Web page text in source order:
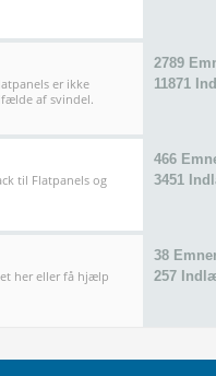
er ikke
af svindel.
2789
11871
til Flatpanels og
466
3451
her eller få hjælp
38
257